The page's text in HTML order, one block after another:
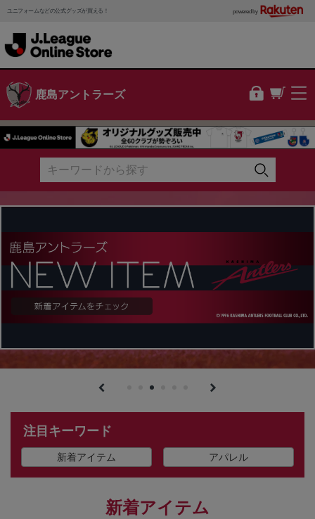
ユニフォームなどの公式グッズが買える！ powered by
鹿島アントラーズ
注目キーワード
新着アイテム アパレル
新着アイテム